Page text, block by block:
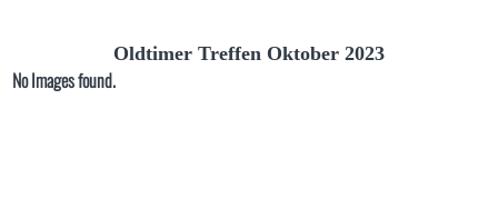
Oldtimer Treffen Oktober 2023
No Images found.